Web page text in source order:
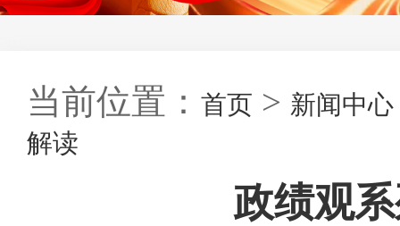
当前位置： 首页 > 新闻中心
解读
政绩观